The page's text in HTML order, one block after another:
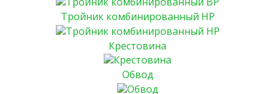
Тройник комбинированный НР
Крестовина
Обвод